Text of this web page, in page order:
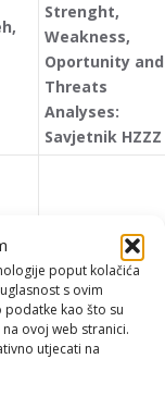
poput kolačića
s ovim
kao što su
ovoj web stranici.
utjecati na
Strenght,
Weakness,
Oportunity and
Threats
Analyses:
Savjetnik HZZZ
Preventivni
Zdrave Navike,
Pozitivne
Emocije, Indivi.